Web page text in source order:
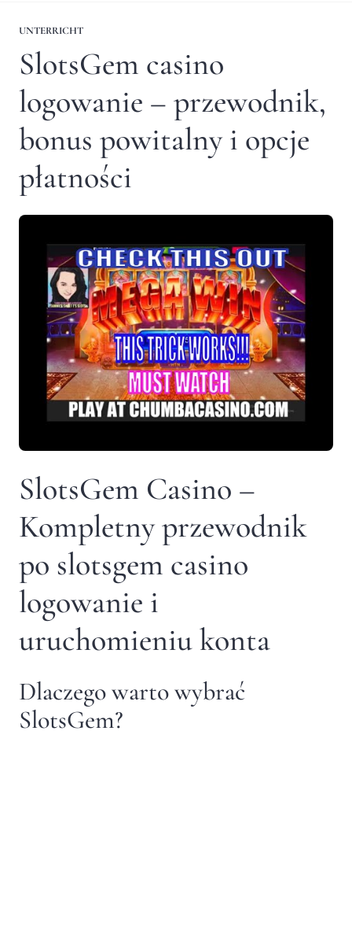
UNTERRICHT
SlotsGem casino
logowanie – przewodnik,
bonus powitalny i opcje
płatności
SlotsGem Casino –
Kompletny przewodnik
po slotsgem casino
logowanie i
uruchomieniu konta
Dlaczego warto wybrać
SlotsGem?